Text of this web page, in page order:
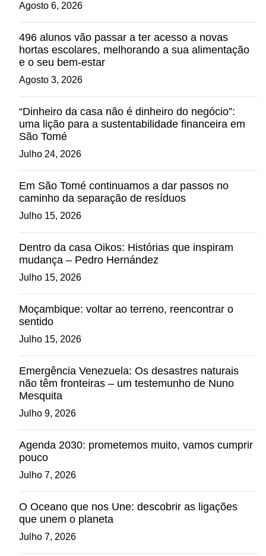
Agosto 6, 2026
496 alunos vão passar a ter acesso a novas
hortas escolares, melhorando a sua alimentação
e o seu bem-estar
Agosto 3, 2026
“Dinheiro da casa não é dinheiro do negócio”:
uma lição para a sustentabilidade financeira em
São Tomé
Julho 24, 2026
Em São Tomé continuamos a dar passos no
caminho da separação de resíduos
Julho 15, 2026
Dentro da casa Oikos: Histórias que inspiram
mudança – Pedro Hernández
Julho 15, 2026
Moçambique: voltar ao terreno, reencontrar o
sentido
Julho 15, 2026
Emergência Venezuela: Os desastres naturais
não têm fronteiras – um testemunho de Nuno
Mesquita
Julho 9, 2026
Agenda 2030: prometemos muito, vamos cumprir
pouco
Julho 7, 2026
O Oceano que nos Une: descobrir as ligações
que unem o planeta
Julho 7, 2026